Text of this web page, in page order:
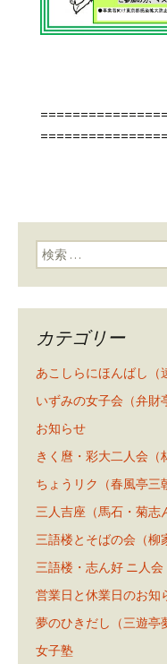
検索:
カテゴリー
あこしらにほんばし（
いずみの女子会（弁財
お知らせ
きく麿・彩大二人会（
ちょうリク（春風亭三
三人吉座（馬石・菊志
三語楼とそばの会（柳
三語楼・志ん好 ニ人会
営業日と休業日のお知
夢のひきだし（三遊亭
女子塾